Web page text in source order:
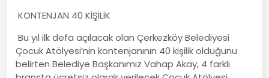
KONTENJAN 40 KİŞİLİK
Bu yıl ilk defa açılacak olan Çerkezköy Belediyesi
Çocuk Atölyesi’nin kontenjanının 40 kişilik olduğunu
belirten Belediye Başkanımız Vahap Akay, 4 farklı